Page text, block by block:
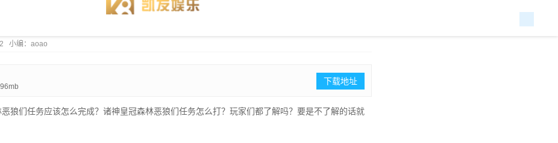
小编：aoao
下载地址
狼们任务应该怎么完成？诸神皇冠森林恶狼们任务怎么打？玩家们都了解吗？要是不了解的话就